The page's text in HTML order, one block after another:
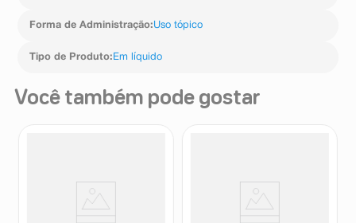
Forma de Administração:Uso tópico
Tipo de Produto: Em líquido
Você também pode gostar